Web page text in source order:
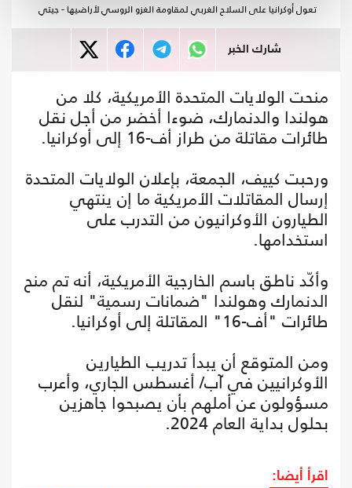
تعول أوكرانيا على السلاح الغربي لمقاومة الغزو الروسي لأراضيها - جيتي
شارك الخبر
منحت الولايات المتحدة الأمريكية، كلا من
هولندا والدنمارك، ضوءا أخضر من أجل نقل
طائرات مقاتلة من طراز أف-16 إلى أوكرانيا.
ورحبت كييف، الجمعة، بإعلان الولايات المتحدة
إرسال المقاتلات الأمريكية ما إن ينتهي
الطيارون الأوكرانيون من التدرب على
استخدامها.
وأكّد ناطق باسم الخارجية الأمريكية، أنه تم منح
الدنمارك وهولندا "ضمانات رسمية" لنقل
طائرات "أف-16" المقاتلة إلى أوكرانيا.
ومن المتوقع أن يبدأ تدريب الطيارين
الأوكرانيين في آب/ أغسطس الجاري، وأعرب
مسؤولون عن أملهم بأن يصبحوا جاهزين
بحلول بداية العام 2024.
اقرأ أيضا: